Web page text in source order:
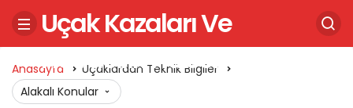
Uçak Kazaları Ve
Havacılık Haberleri
Anasayfa
Uçaklardan Teknik Bilgiler
Alakalı Konular